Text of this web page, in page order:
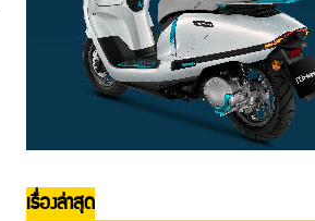
เรื่องล่าสุด